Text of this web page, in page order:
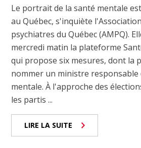
Le portrait de la santé mentale
au Québec, s'inquiète
psychiatres du Québec (AMPQ).
mercredi matin la plateforme
qui propose six mesures, dont la
nommer un ministre responsable
mentale. À l'approche des
les partis ...
LIRE LA SUITE